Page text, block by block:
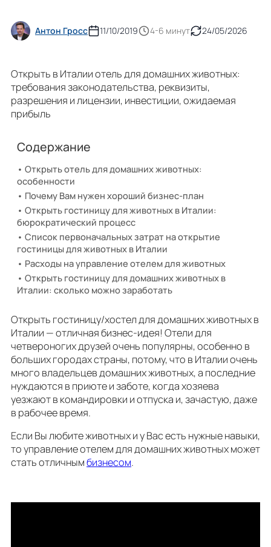
Антон Гросс 11/10/2019 4-6 минут 24/05/2026
Открыть в Италии отель для домашних животных:
требования законодательства, реквизиты,
разрешения и лицензии, инвестиции, ожидаемая
прибыль
Содержание
Открыть отель для домашних животных:
особенности
Почему Вам нужен хороший бизнес-план
Открыть гостиницу для животных в Италии:
бюрократический процесс
Список первоначальных затрат на открытие
гостиницы для животных в Италии
Расходы на управление отелем для животных
Открыть гостиницу для домашних животных в
Италии: сколько можно заработать
Открыть гостиницу/хостел для домашних животных в
Италии — отличная бизнес-идея! Oтели для
четвероногих друзей очень популярны, особенно в
больших городах страны, потому, что в Италии очень
много владельцев домашних животных, а последние
нуждаются в приюте и заботе, когда хозяева
уезжают в командировки и отпуска и, зачастую, даже
в рабочее время.
Если Вы любите животных и у Вас есть нужные навыки,
то управление отелем для домашних животных может
стать отличнымбизнесoм.